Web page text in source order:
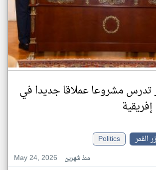
مشروعا عملاقا جديدا في
القمر
Politics
May 24, 2026
منذ شهرين